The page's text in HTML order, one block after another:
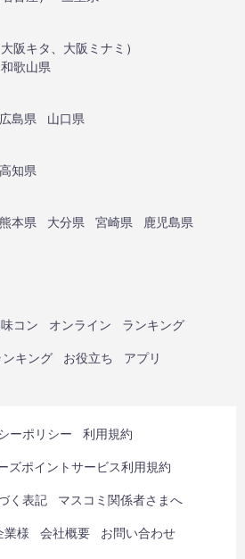
大阪キタ 大阪ミナミ ）
和歌山県
広島県
山口県
高知県
熊本県 大分県 宮崎県
鹿児島県
コン オンライン ランキング
キング お役立ち アプリ
ーポリシー 利用規約
ズポイントサービス利用規約
く表記 マスコミ関係者さまへ
業様 会社概要 お問い合わせ